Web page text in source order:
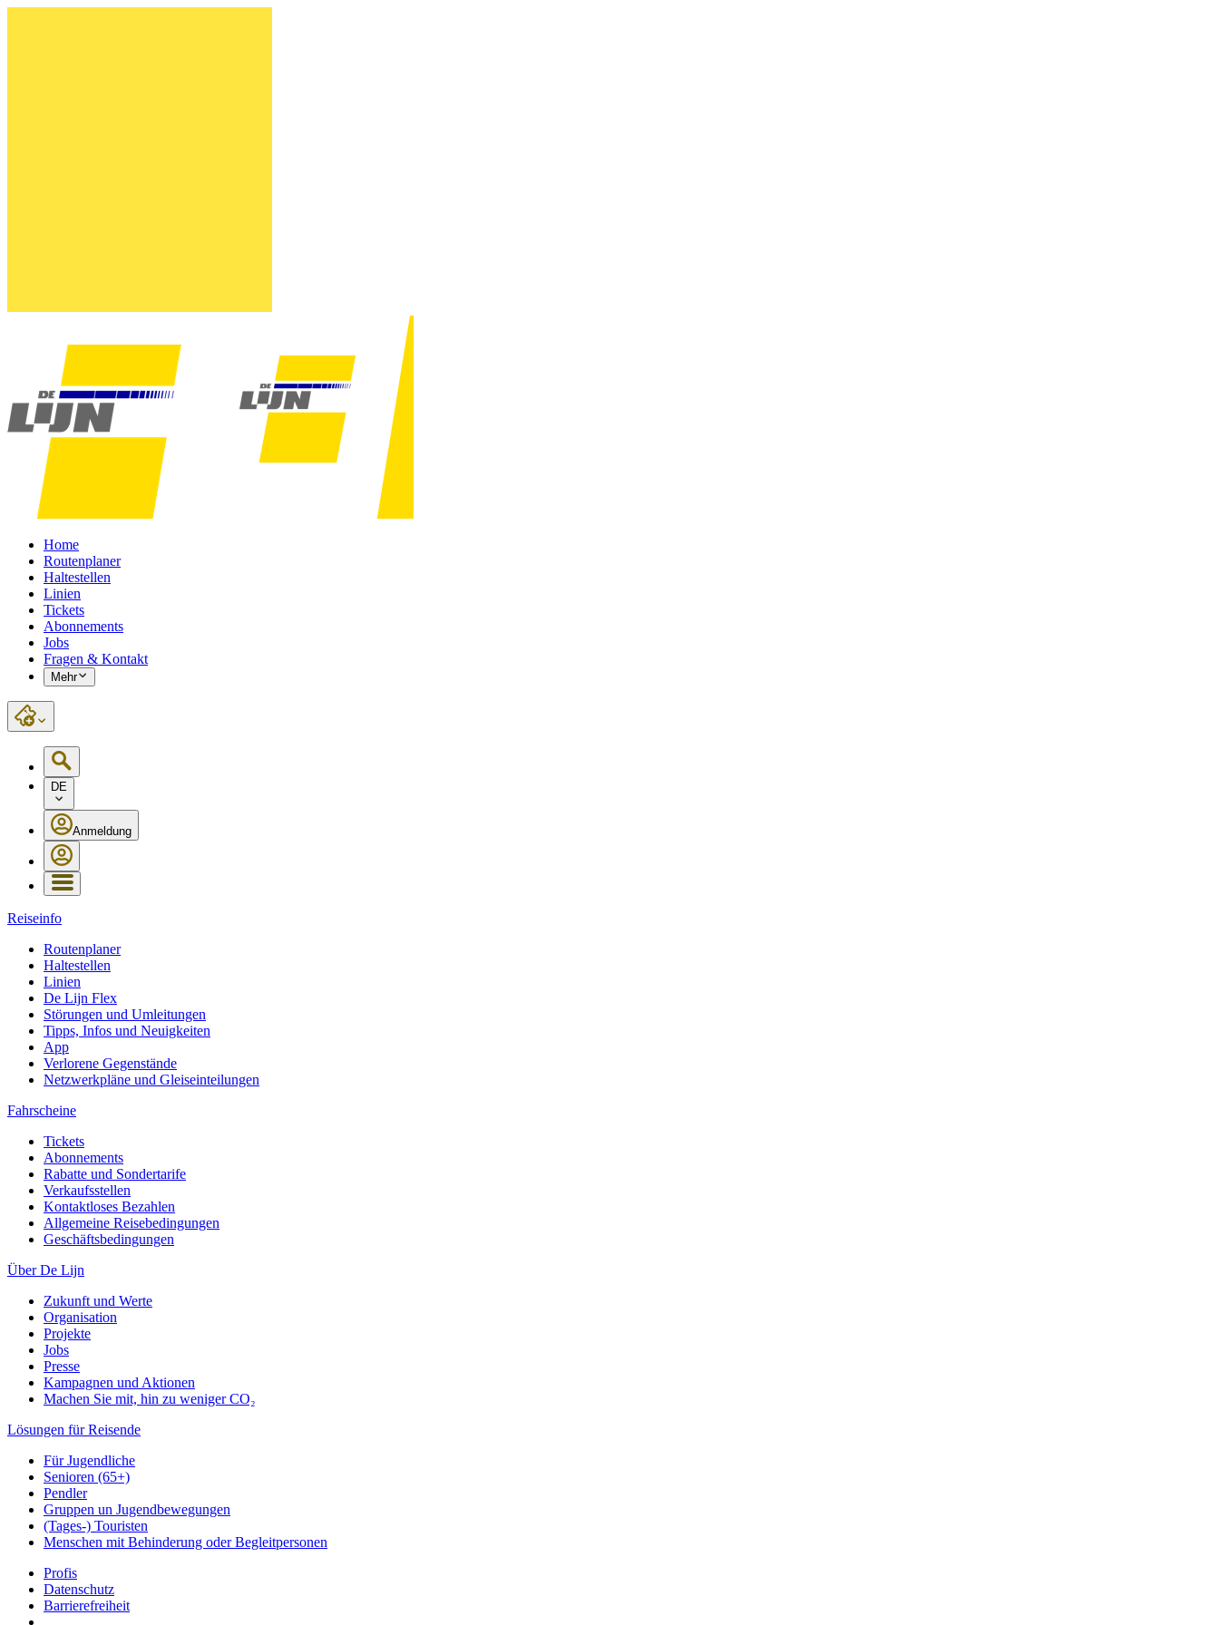
Home
Routenplaner
Haltestellen
Linien
Tickets
Abonnements
Jobs
Fragen & Kontakt
Mehr
DE
Anmeldung
Reiseinfo
Routenplaner
Haltestellen
Linien
De Lijn Flex
Störungen und Umleitungen
Tipps, Infos und Neuigkeiten
App
Verlorene Gegenstände
Netzwerkpläne und Gleiseinteilungen
Fahrscheine
Tickets
Abonnements
Rabatte und Sondertarife
Verkaufsstellen
Kontaktloses Bezahlen
Allgemeine Reisebedingungen
Geschäftsbedingungen
Über De Lijn
Zukunft und Werte
Organisation
Projekte
Jobs
Presse
Kampagnen und Aktionen
Machen Sie mit, hin zu weniger CO₂
Lösungen für Reisende
Für Jugendliche
Senioren (65+)
Pendler
Gruppen un Jugendbewegungen
(Tages-) Touristen
Menschen mit Behinderung oder Begleitpersonen
Profis
Datenschutz
Barrierefreiheit